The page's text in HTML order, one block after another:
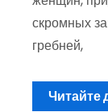
скромных
гребней,
Читайте